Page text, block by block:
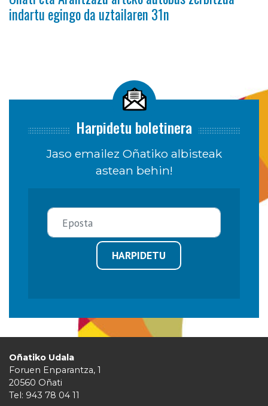
indartu egingo da uztailaren 31n
Harpidetu boletinera
Jaso emailez Oñatiko albisteak
astean behin!
HARPIDETU
Oñatiko Udala
Foruen Enparantza, 1
20560 Oñati
Tel: 943 78 04 11